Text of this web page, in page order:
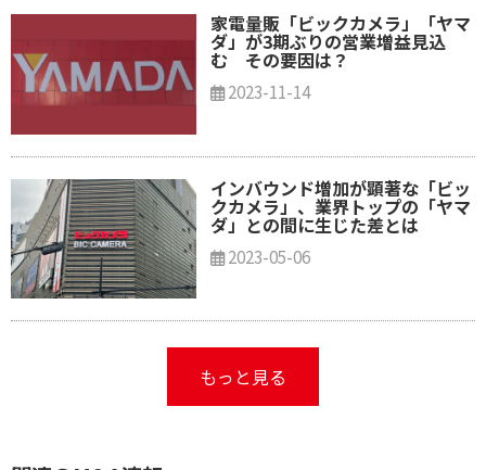
家電量販「ビックカメラ」「ヤマ
ダ」が3期ぶりの営業増益見込
む その要因は？
2023-11-14
インバウンド増加が顕著な「ビッ
クカメラ」、業界トップの「ヤマ
ダ」との間に生じた差とは
2023-05-06
もっと見る